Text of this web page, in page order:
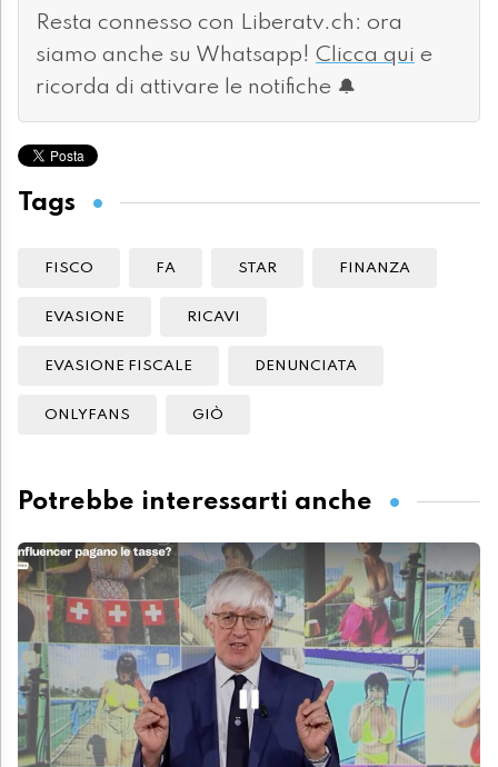
Resta connesso con Liberatv.ch: ora
siamo anche su Whatsapp! Clicca qui e
ricorda di attivare le notifiche 🔔
Tags
FISCO FA STAR FINANZA
EVASIONE RICAVI
EVASIONE FISCALE DENUNCIATA
ONLYFANS GIÒ
Potrebbe interessarti anche